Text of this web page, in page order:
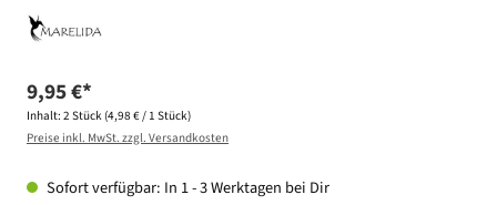
9,95 €*
Inhalt: 2 Stück (4,98 € / 1 Stück)
Preise inkl. MwSt. zzgl. Versandkosten
Sofort verfügbar: In 1 - 3 Werktagen bei Dir